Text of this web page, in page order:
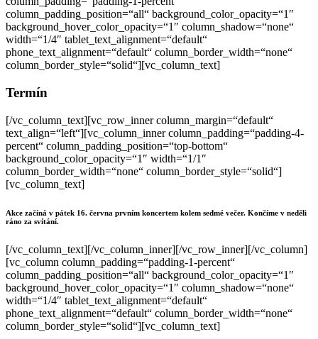
column_padding_position=“all“ background_color_opacity=“1″
background_hover_color_opacity=“1″ column_shadow=“none“
width=“1/4″ tablet_text_alignment=“default“
phone_text_alignment=“default“ column_border_width=“none“
column_border_style=“solid“][vc_column_text]
Termín
[/vc_column_text][vc_row_inner column_margin=“default“
text_align=“left“][vc_column_inner column_padding=“padding-4-
percent“ column_padding_position=“top-bottom“
background_color_opacity=“1″ width=“1/1″
column_border_width=“none“ column_border_style=“solid“]
[vc_column_text]
Akce začíná v pátek 16. června prvním koncertem kolem sedmé večer. Končíme v neděli
ráno za svítání.
[/vc_column_text][/vc_column_inner][/vc_row_inner][/vc_column]
[vc_column column_padding=“padding-1-percent“
column_padding_position=“all“ background_color_opacity=“1″
background_hover_color_opacity=“1″ column_shadow=“none“
width=“1/4″ tablet_text_alignment=“default“
phone_text_alignment=“default“ column_border_width=“none“
column_border_style=“solid“][vc_column_text]